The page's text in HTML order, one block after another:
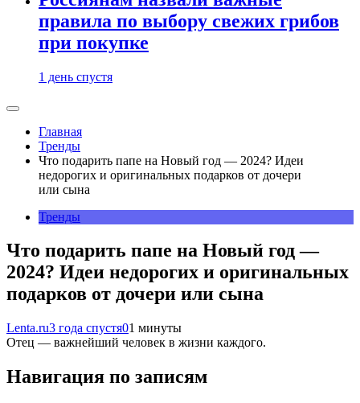
правила по выбору свежих грибов
при покупке
1 день спустя
Главная
Тренды
Что подарить папе на Новый год — 2024? Идеи
недорогих и оригинальных подарков от дочери
или сына
Тренды
Что подарить папе на Новый год —
2024? Идеи недорогих и оригинальных
подарков от дочери или сына
Lenta.ru3 года спустя01 минуты
Отец — важнейший человек в жизни каждого.
Навигация по записям